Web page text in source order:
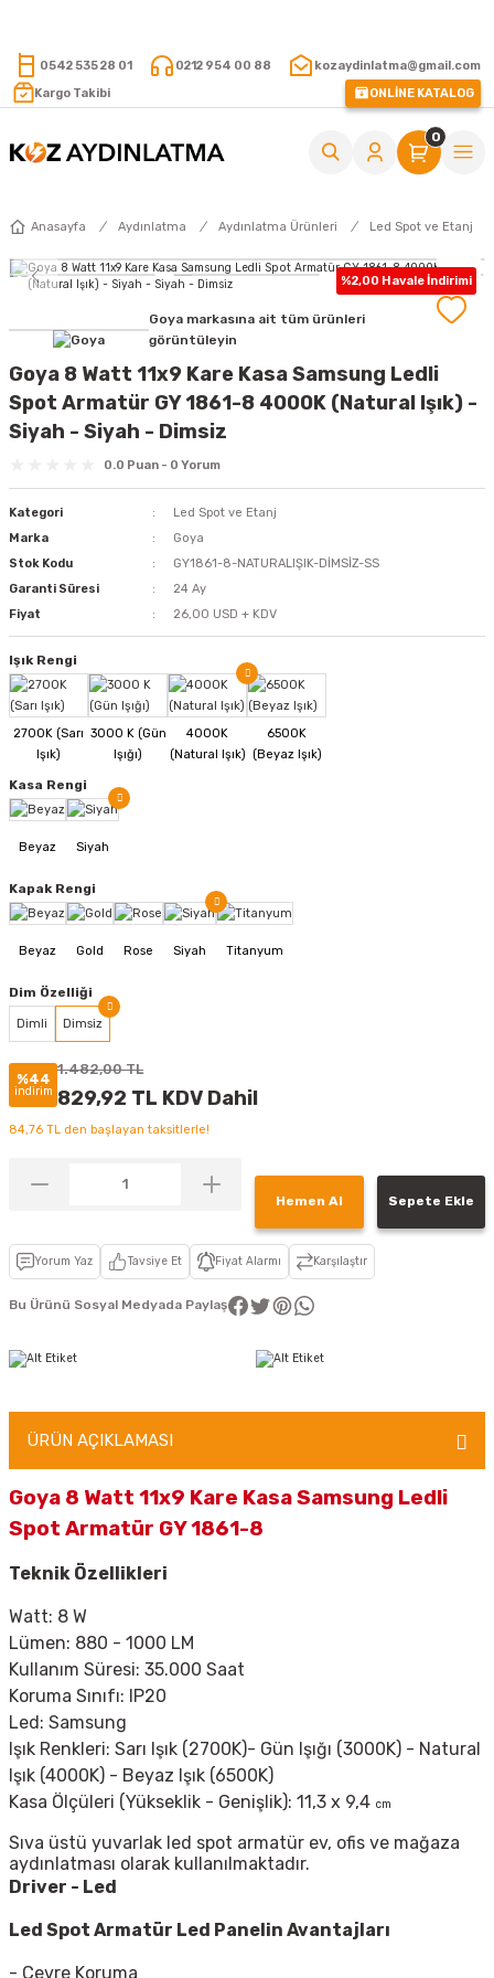
0542 535 28 01 0212 954 00 88
kozaydinlatma@gmail.com
Kargo Takibi
ONLİNE KATALOG
0
Anasayfa Aydınlatma Aydınlatma Ürünleri Led Spot ve Etanj
%2,00 Havale İndirimi
Goya markasına ait tüm ürünleri
görüntüleyin
Goya 8 Watt 11x9 Kare Kasa Samsung Ledli
Spot Armatür GY 1861-8 4000K (Natural Işık) -
Siyah - Siyah - Dimsiz
0.0 Puan - 0 Yorum
Kategori
Led Spot ve Etanj
Marka
Goya
Stok Kodu
GY1861-8-NATURALIŞIK-DİMSİZ-SS
Garanti Süresi
24 Ay
Fiyat
26,00 USD + KDV
Işık Rengi
Kasa Rengi
Kapak Rengi
Dim Özelliği
Dimli Dimsiz
%44
indirim
1.482,00 TL
829,92 TL KDV Dahil
84,76 TL den başlayan taksitlerle!
Hemen Al Sepete Ekle
Yorum Yaz Tavsiye Et Fiyat Alarmı Karşılaştır
Bu Ürünü Sosyal Medyada Paylaş
ÜRÜN AÇIKLAMASI
Goya 8 Watt 11x9 Kare Kasa Samsung Ledli
Spot Armatür GY 1861-8
Teknik Özellikleri
Watt: 8 W
Lümen: 880 - 1000 LM
Kullanım Süresi: 35.000 Saat
Koruma Sınıfı: IP20
Led: Samsung
Işık Renkleri: Sarı Işık (2700K)- Gün Işığı (3000K) - Natural
Işık (4000K) - Beyaz Işık (6500K)
Kasa Ölçüleri (Yükseklik - Genişlik): 11,3 x 9,4 cm
Sıva üstü yuvarlak led spot armatür ev, ofis ve mağaza
aydınlatması olarak kullanılmaktadır.
Driver - Led
Led Spot Armatür Led Panelin Avantajları
- Çevre Koruma